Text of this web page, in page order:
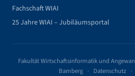
Fachschaft WIAI
25 Jahre WIAI – Jubiläumsportal
Fakultät Wirtschaftsinformatik und
Bamberg · Datenschutz ·